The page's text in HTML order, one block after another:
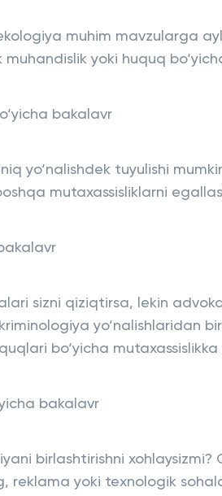
muhim mavzularga
muhandislik yoki huquq
bakalavr
yo‘nalishdek tuyulishi
mutaxassisliklarni
sizni qiziqtirsa, lekin
yo‘nalishlaridan
bo‘yicha mutaxassislikka
bakalavr
birlashtirishni
reklama yoki texnologik